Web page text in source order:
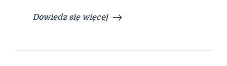
Dowiedz się więcej